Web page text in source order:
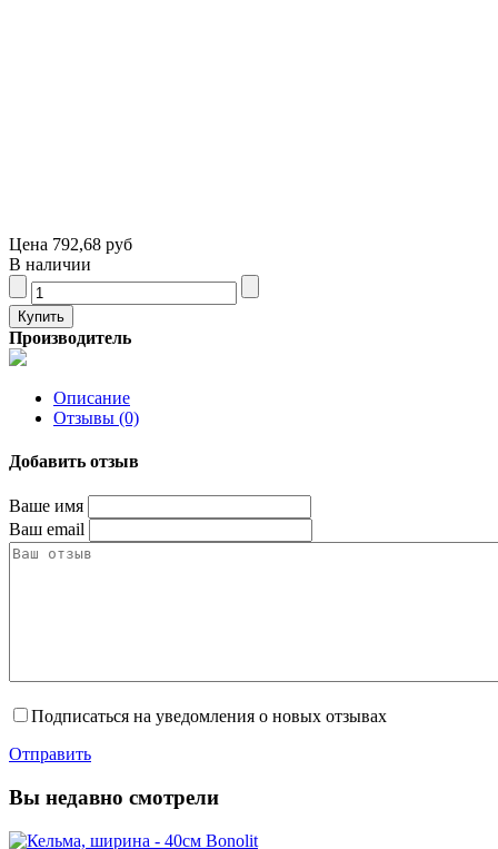
Цена 792,68 руб
В наличии
Производитель
Описание
Отзывы (0)
Добавить отзыв
Ваше имя
Ваш email
Подписаться на уведомления о новых отзывах
Отправить
Вы недавно смотрели